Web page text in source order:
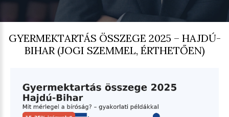
GYERMEKTARTÁS ÖSSZEGE 2025 – HAJDÚ-
BIHAR (JOGI SZEMMEL, ÉRTHETŐEN)